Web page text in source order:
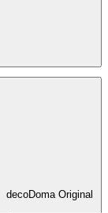
decoDoma Original